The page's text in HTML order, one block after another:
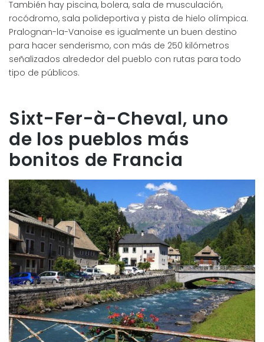
También hay piscina, bolera, sala de musculación,
rocódromo, sala polideportiva y pista de hielo olímpica.
Pralognan-la-Vanoise es igualmente un buen destino
para hacer senderismo, con más de 250 kilómetros
señalizados alrededor del pueblo con rutas para todo
tipo de públicos.
Sixt-Fer-à-Cheval, uno
de los pueblos más
bonitos de Francia